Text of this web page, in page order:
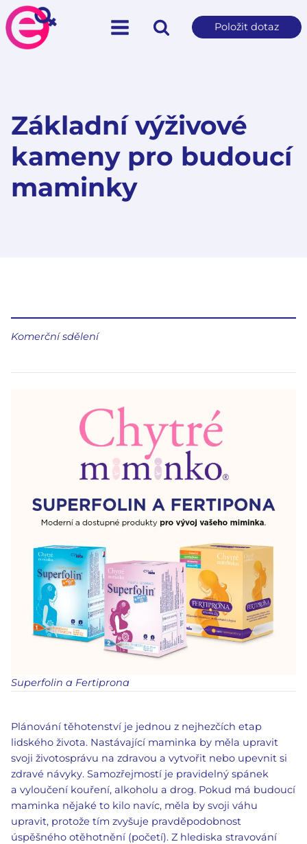
Položit dotaz
Základní výživové
kameny pro budoucí
maminky
Komerční sdělení
Superfolin a Fertiprona
Plánování těhotenství je jednou z nejhezčích etap
lidského života. Nastávající maminka by měla upravit
svoji životosprávu na zdravou a vytvořit nebo upevnit si
zdravé návyky. Samozřejmostí je pravidelný spánek
a vyloučení kouření, alkoholu a drog. Pokud má budoucí
maminka nějaké to kilo navíc, měla by svoji váhu
upravit, protože tím zvyšuje pravděpodobnost
úspěšného otěhotnění (početí). Z hlediska stravování